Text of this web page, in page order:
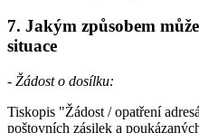
7. Jakým způsobem
situace
- Žádost o dosílku:
Tiskopis "Žádost / opatření
poštovních zásilek a